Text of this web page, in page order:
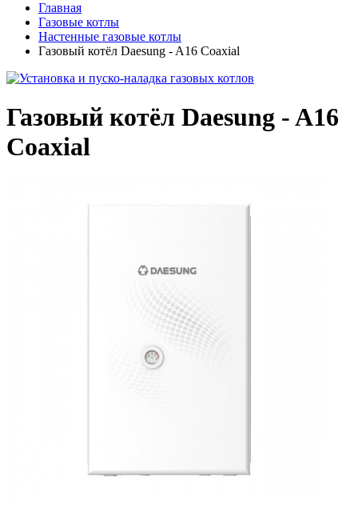
Главная
Газовые котлы
Настенные газовые котлы
Газовый котёл Daesung - A16 Coaxial
Газовый котёл Daesung - A16
Coaxial